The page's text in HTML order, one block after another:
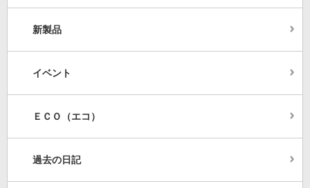
新製品
イベント
ＥＣＯ（エコ）
過去の日記